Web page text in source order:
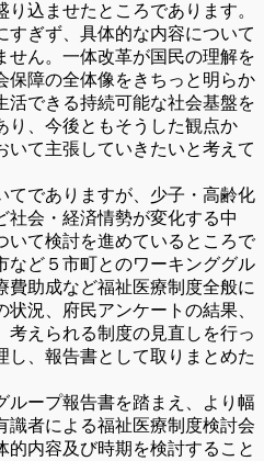
込ませたところであります。
すぎず、具体的な内容について
せん。一体改革が国民の理解を
保障の全体像をきちっと明らか
活できる持続可能な社会基盤を
り、今後ともそうした観点か
いて主張していきたいと考えて
でありますが、少子・高齢化
社会・経済情勢が変化する中
いて検討を進めているところで
など５市町とのワーキンググル
費助成など福祉医療制度全般に
況、府民アンケートの結果、
考えられる制度の見直しを行っ
し、報告書として取りまとめた
ープ報告書を踏まえ、より幅
識者による福祉医療制度検討会
的内容及び時期を検討すること